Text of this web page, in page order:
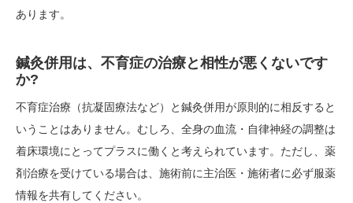
あります。
鍼灸併用は、不育症の治療と相性が悪くないです
か?
不育症治療（抗凝固療法など）と鍼灸併用が原則的に相反すると
いうことはありません。むしろ、全身の血流・自律神経の調整は
着床環境にとってプラスに働くと考えられています。ただし、薬
剤治療を受けている場合は、施術前に主治医・施術者に必ず服薬
情報を共有してください。